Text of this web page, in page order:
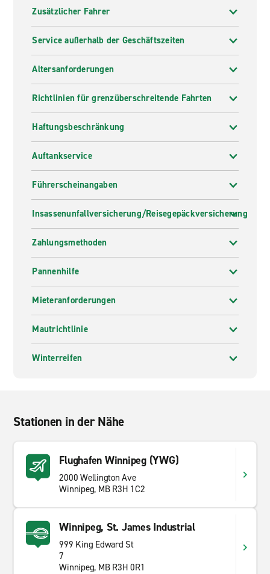
Zusätzlicher Fahrer
Service außerhalb der Geschäftszeiten
Altersanforderungen
Richtlinien für grenzüberschreitende Fahrten
Haftungsbeschränkung
Auftankservice
Führerscheinangaben
Insassenunfallversicherung/Reisegepäckversicherung
Zahlungsmethoden
Pannenhilfe
Mieteranforderungen
Mautrichtlinie
Winterreifen
Stationen in der Nähe
Flughafen Winnipeg (YWG)
2000 Wellington Ave
Winnipeg, MB R3H 1C2
Winnipeg, St. James Industrial
999 King Edward St
7
Winnipeg, MB R3H 0R1